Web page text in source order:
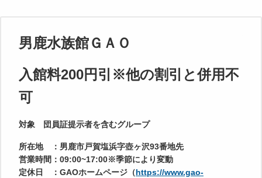
男鹿水族館ＧＡＯ
入館料200円引※他の割引と併用不
可
対象 団員証提示者を含むグループ
所在地 ：男鹿市戸賀塩浜字壺ヶ沢93番地先
営業時間：09:00~17:00※季節により変動
定休日 ：GAOホームページ（https://www.gao-